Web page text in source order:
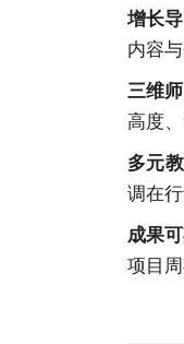
增长
内容
三维
高度
多元
调在
成果
项目